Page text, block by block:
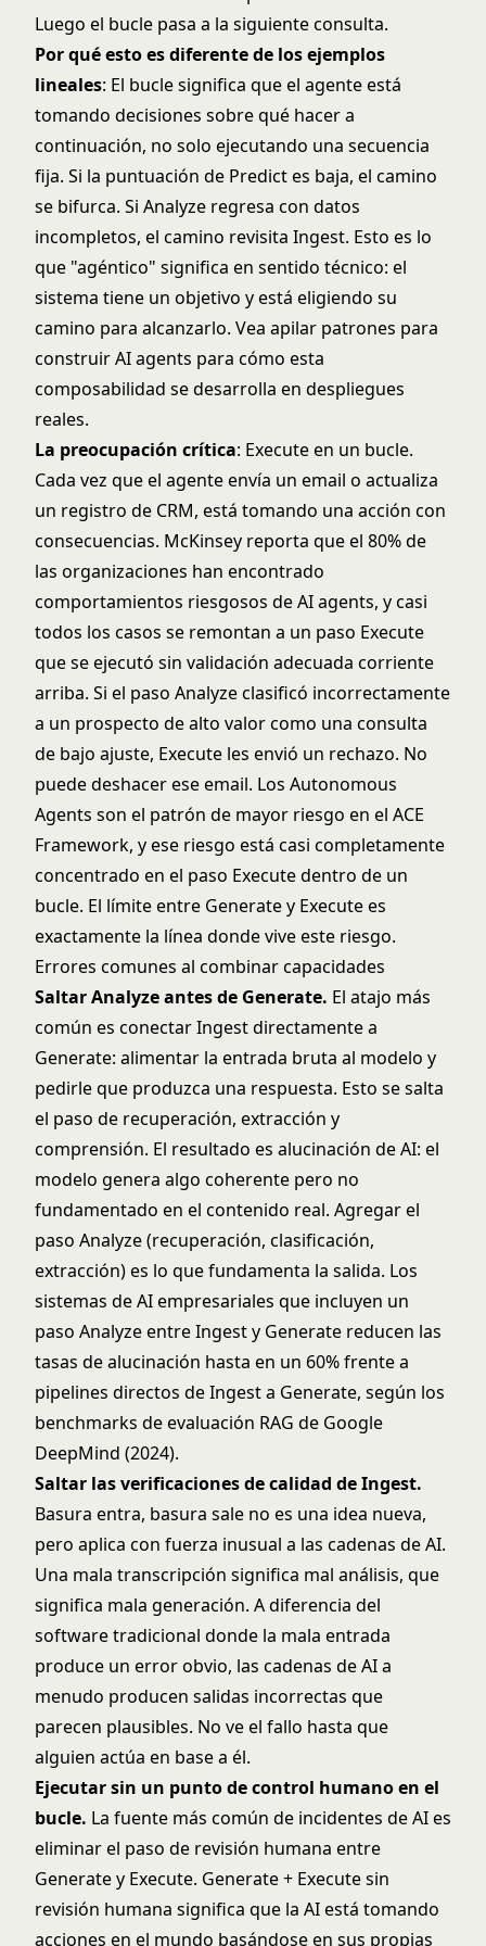
Luego el bucle pasa a la siguiente consulta.
Por qué esto es diferente de los ejemplos
lineales: El bucle significa que el agente está
tomando decisiones sobre qué hacer a
continuación, no solo ejecutando una secuencia
fija. Si la puntuación de Predict es baja, el camino
se bifurca. Si Analyze regresa con datos
incompletos, el camino revisita Ingest. Esto es lo
que "agéntico" significa en sentido técnico: el
sistema tiene un objetivo y está eligiendo su
camino para alcanzarlo. Vea apilar patrones para
construir AI agents para cómo esta
composabilidad se desarrolla en despliegues
reales.
La preocupación crítica: Execute en un bucle.
Cada vez que el agente envía un email o actualiza
un registro de CRM, está tomando una acción con
consecuencias. McKinsey reporta que el 80% de
las organizaciones han encontrado
comportamientos riesgosos de AI agents, y casi
todos los casos se remontan a un paso Execute
que se ejecutó sin validación adecuada corriente
arriba. Si el paso Analyze clasificó incorrectamente
a un prospecto de alto valor como una consulta
de bajo ajuste, Execute les envió un rechazo. No
puede deshacer ese email. Los Autonomous
Agents son el patrón de mayor riesgo en el ACE
Framework, y ese riesgo está casi completamente
concentrado en el paso Execute dentro de un
bucle. El límite entre Generate y Execute es
exactamente la línea donde vive este riesgo.
Errores comunes al combinar capacidades
Saltar Analyze antes de Generate. El atajo más
común es conectar Ingest directamente a
Generate: alimentar la entrada bruta al modelo y
pedirle que produzca una respuesta. Esto se salta
el paso de recuperación, extracción y
comprensión. El resultado es alucinación de AI: el
modelo genera algo coherente pero no
fundamentado en el contenido real. Agregar el
paso Analyze (recuperación, clasificación,
extracción) es lo que fundamenta la salida. Los
sistemas de AI empresariales que incluyen un
paso Analyze entre Ingest y Generate reducen las
tasas de alucinación hasta en un 60% frente a
pipelines directos de Ingest a Generate, según los
benchmarks de evaluación RAG de Google
DeepMind (2024).
Saltar las verificaciones de calidad de Ingest.
Basura entra, basura sale no es una idea nueva,
pero aplica con fuerza inusual a las cadenas de AI.
Una mala transcripción significa mal análisis, que
significa mala generación. A diferencia del
software tradicional donde la mala entrada
produce un error obvio, las cadenas de AI a
menudo producen salidas incorrectas que
parecen plausibles. No ve el fallo hasta que
alguien actúa en base a él.
Ejecutar sin un punto de control humano en el
bucle. La fuente más común de incidentes de AI es
eliminar el paso de revisión humana entre
Generate y Execute. Generate + Execute sin
revisión humana significa que la AI está tomando
acciones en el mundo basándose en sus propias